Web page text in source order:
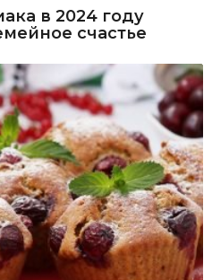
в 2024 году
счастье